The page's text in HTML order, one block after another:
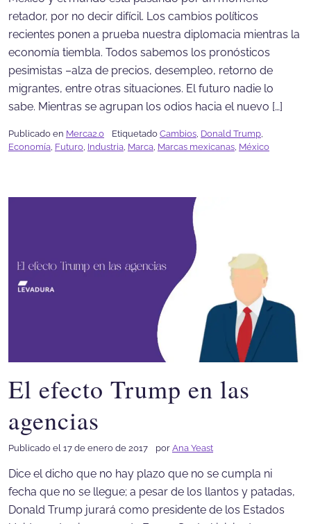
retador, por no decir difícil. Los cambios políticos
recientes ponen a prueba nuestra diplomacia mientras la
economía tiembla. Todos sabemos los pronósticos
pesimistas –alza de precios, desempleo, retorno de
migrantes, entre otras situaciones. El futuro nadie lo
sabe. Mientras se agrupan los odios hacia el nuevo […]
Publicado en Merca2.0 Etiquetado Cambios Donald Trump
Economía Futuro Industria Marca Marcas mexicanas México
El efecto Trump en las
agencias
Publicado el 17 de enero de 2017 por Ana Yeast
Dice el dicho que no hay plazo que no se cumpla ni
fecha que no se llegue; a pesar de los llantos y patadas,
Donald Trump jurará como presidente de los Estados